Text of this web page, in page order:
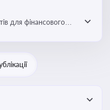
для фінансового
у договори та